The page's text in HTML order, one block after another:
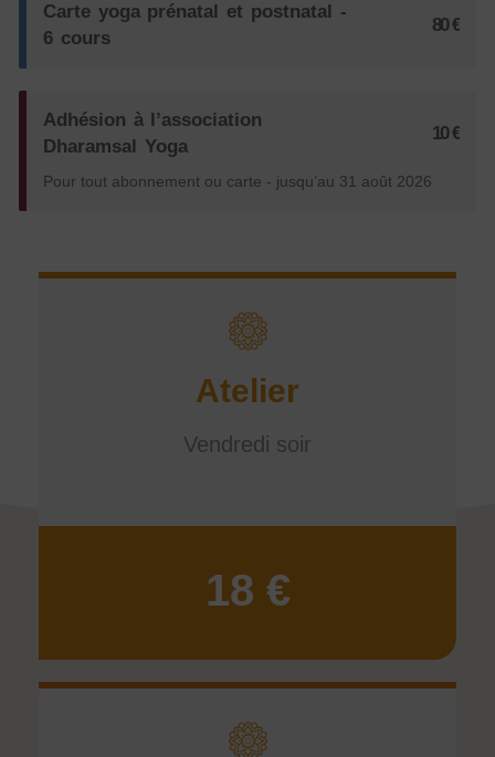
Carte yoga prénatal et postnatal -
6 cours
80 €
Adhésion à l’association
Dharamsal Yoga
10 €
Pour tout abonnement ou carte - jusqu’au 31 août 2026
Atelier
Vendredi soir
18 €